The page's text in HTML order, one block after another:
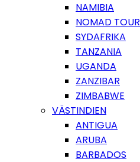
NAMIBIA
NOMAD
SYDAFRIKA
TANZANIA
UGANDA
ZANZIBAR
ZIMBABWE
VÄSTINDIEN
ANTIGUA
ARUBA
BARBADOS